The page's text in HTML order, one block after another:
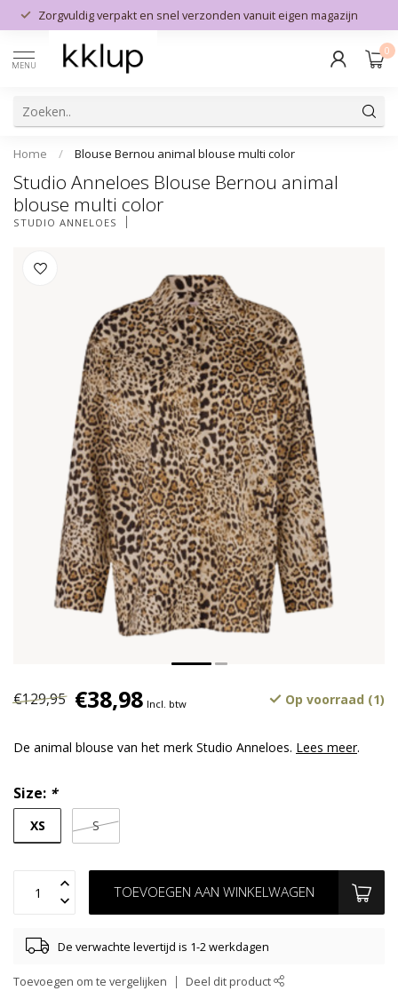
Zorgvuldig verpakt en snel verzonden vanuit eigen magazijn
MENU
0
Home / Blouse Bernou animal blouse multi color
Studio Anneloes Blouse Bernou animal
blouse multi color
STUDIO ANNELOES
€129,95 €38,98 Incl. btw Op voorraad (1)
De animal blouse van het merk Studio Anneloes. Lees meer.
Size: *
XS S
TOEVOEGEN AAN WINKELWAGEN
De verwachte levertijd is 1-2 werkdagen
Toevoegen om te vergelijken Deel dit product